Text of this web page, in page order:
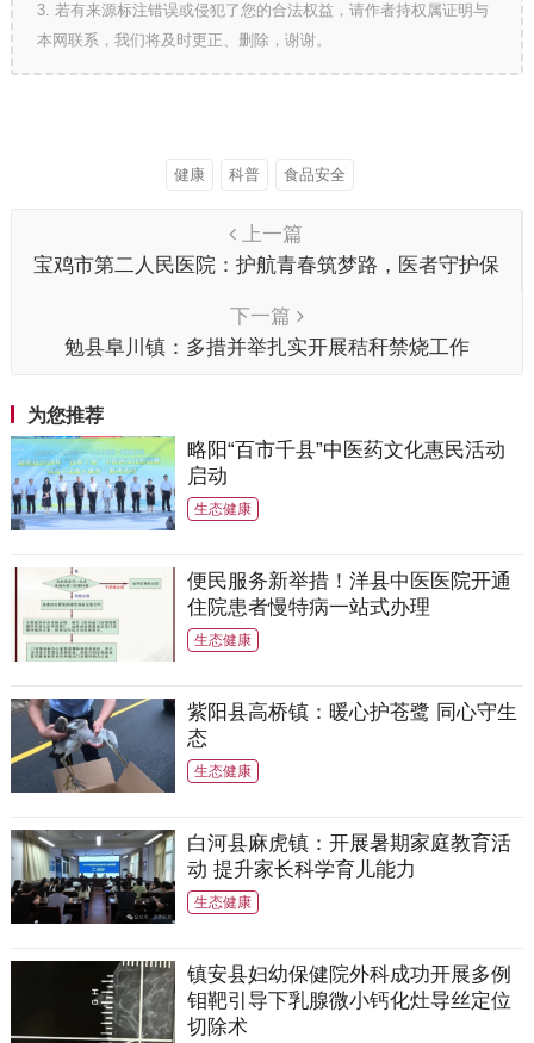
3. 若有来源标注错误或侵犯了您的合法权益，请作者持权属证明与
本网联系，我们将及时更正、删除，谢谢。
健康 科普 食品安全
上一篇
宝鸡市第二人民医院：护航青春筑梦路，医者守护保
下一篇
勉县阜川镇：多措并举扎实开展秸秆禁烧工作
为您推荐
略阳“百市千县”中医药文化惠民活动
启动
生态健康
便民服务新举措！洋县中医医院开通
住院患者慢特病一站式办理
生态健康
紫阳县高桥镇：暖心护苍鹭 同心守生
态
生态健康
白河县麻虎镇：开展暑期家庭教育活
动 提升家长科学育儿能力
生态健康
镇安县妇幼保健院外科成功开展多例
钼靶引导下乳腺微小钙化灶导丝定位
切除术